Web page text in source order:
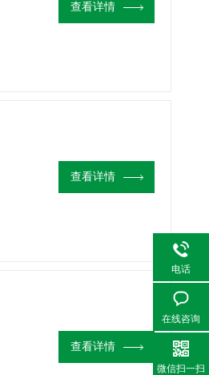
查看详情
查看详情
查看详情
电话
在线咨询
微信扫一扫